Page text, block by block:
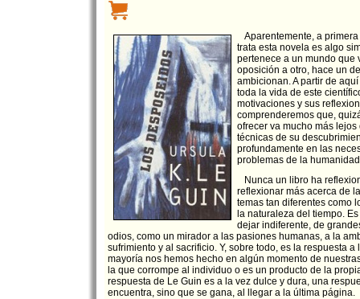
Aparentemente, a
trata esta novela es algo
pertenece a un mundo que
oposición a otro, hace un
ambicionan. A partir de
toda la vida de este
motivaciones y sus
comprenderemos que,
ofrecer va mucho más
técnicas de su
profundamente en las
problemas de la
Nunca un libro ha
reflexionar más acerca de
temas tan diferentes como
la naturaleza del tiempo.
dejar indiferente, de
odios, como un mirador a las pasiones humanas, a la
sufrimiento y al sacrificio. Y, sobre todo, es la respuesta a
mayoría nos hemos hecho en algún momento de
la que corrompe al individuo o es un producto de la
respuesta de Le Guin es a la vez dulce y dura, una
encuentra, sino que se gana, al llegar a la última página.